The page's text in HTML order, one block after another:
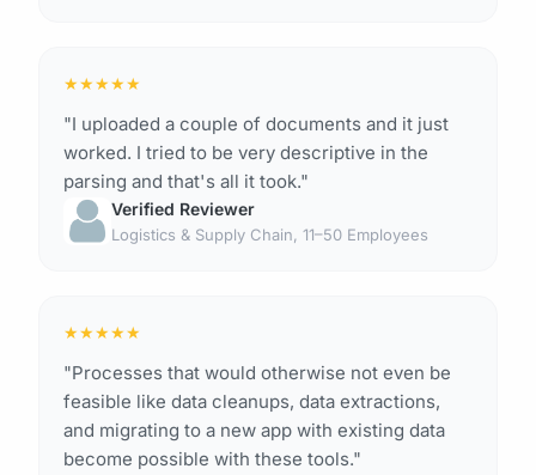
★★★★★
"I uploaded a couple of documents and it just
worked. I tried to be very descriptive in the
parsing and that's all it took."
Verified Reviewer
Logistics & Supply Chain, 11–50 Employees
★★★★★
"Processes that would otherwise not even be
feasible like data cleanups, data extractions,
and migrating to a new app with existing data
become possible with these tools."